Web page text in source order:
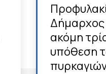
Δήμαρχος
ακόμη
υπόθεση